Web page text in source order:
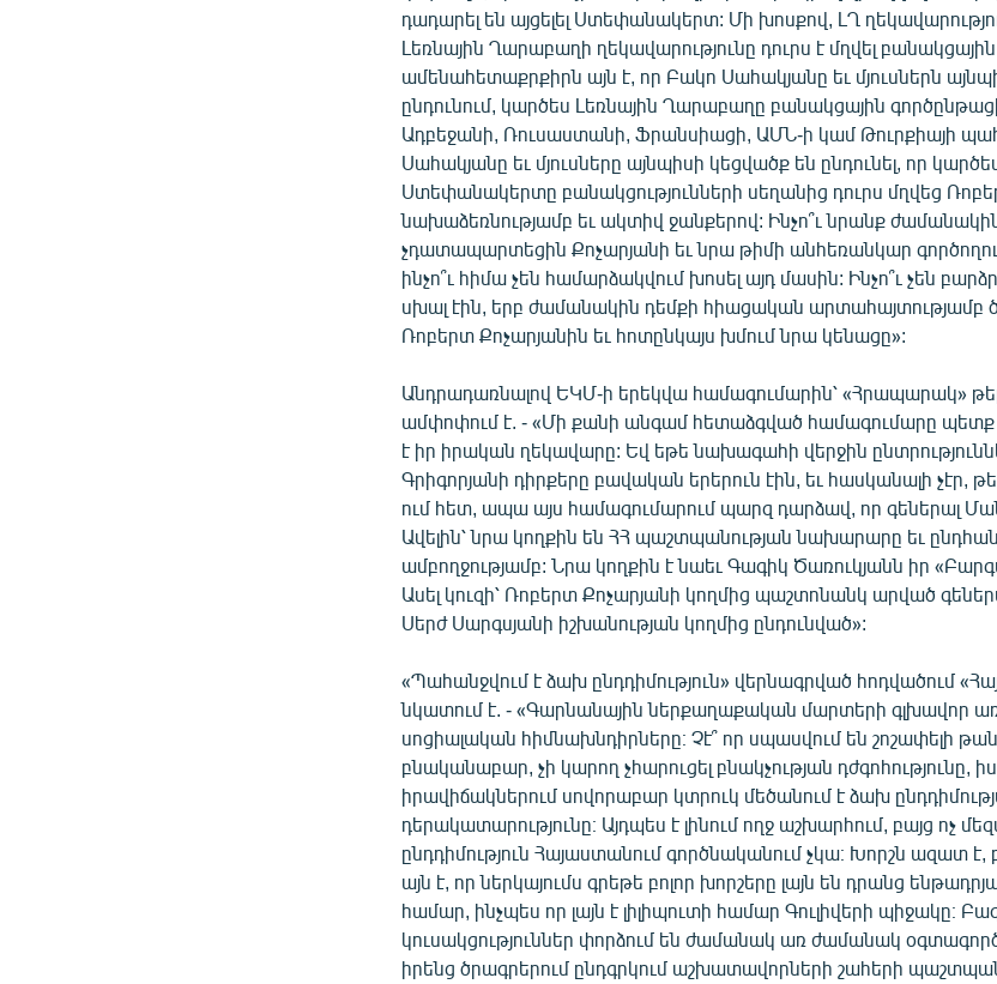
դադարել են այցելել Ստեփանակերտ: Մի խոսքով, ԼՂ
Լեռնային Ղարաբաղի ղեկավարությունը դուրս է մղվել
ամենահետաքրքիրն այն է, որ Բակո Սահակյանը եւ մյուսներն
ընդունում, կարծես Լեռնային Ղարաբաղը բանակցային
Ադբեջանի, Ռուսաստանի, Ֆրանսիացի, ԱՄՆ-ի կամ Թուրքիայի
Սահակյանը եւ մյուսները այնպիսի կեցվածք են ընդունել, որ
Ստեփանակերտը բանակցությունների սեղանից դուրս մղվեց
նախաձեռնությամբ եւ ակտիվ ջանքերով: Ինչո՞ւ նրանք
չդատապարտեցին Քոչարյանի եւ նրա թիմի անհեռանկար
ինչո՞ւ հիմա չեն համարձակվում խոսել այդ մասին: Ինչո՞ւ չեն
սխալ էին, երբ ժամանակին դեմքի հիացական արտահայտությամբ
Ռոբերտ Քոչարյանին եւ հոտընկայս խմում նրա կենացը»:
Անդրադառնալով ԵԿՄ-ի երեկվա համագումարին՝ «Հրապարակ»
ամփոփում է. - «Մի քանի անգամ հետաձգված համագումարը պետք
է իր իրական ղեկավարը: Եվ եթե նախագահի վերջին
Գրիգորյանի դիրքերը բավական երերուն էին, եւ հասկանալի չէր, թե
ում հետ, ապա այս համագումարում պարզ դարձավ, որ գեներալ
Ավելին՝ նրա կողքին են ՀՀ պաշտպանության նախարարը եւ
ամբողջությամբ: Նրա կողքին է նաեւ Գագիկ Ծառուկյանն իր
Ասել կուզի՝ Ռոբերտ Քոչարյանի կողմից պաշտոնանկ արված
Սերժ Սարգսյանի իշխանության կողմից ընդունված»:
«Պահանջվում է ձախ ընդդիմություն» վերնագրված հոդվածում
նկատում է. - «Գարնանային ներքաղաքական մարտերի գլխավոր
սոցիալական հիմնախնդիրները։ Չէ՞ որ սպասվում են շոշափելի
բնականաբար, չի կարող չհարուցել բնակչության դժգոհությունը,
իրավիճակներում սովորաբար կտրուկ մեծանում է ձախ
դերակատարությունը։ Այդպես է լինում ողջ աշխարհում, բայց ոչ
ընդդիմություն Հայաստանում գործնականում չկա։ Խորշն ազատ է,
այն է, որ ներկայումս գրեթե բոլոր խորշերը լայն են դրանց
համար, ինչպես որ լայն է լիլիպուտի համար Գուլիվերի պիջակը։
կուսակցություններ փորձում են ժամանակ առ ժամանակ
իրենց ծրագրերում ընդգրկում աշխատավորների շահերի